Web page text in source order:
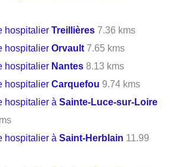
hospitalierTreillières 7.36 kms
hospitalierOrvault 7.65 kms
hospitalier Nantes 8.13 kms
hospitalierCarquefou 9.74 kms
hospitalier àSainte-Luce-sur-Loire
hospitalier àSaint-Herblain 11.99